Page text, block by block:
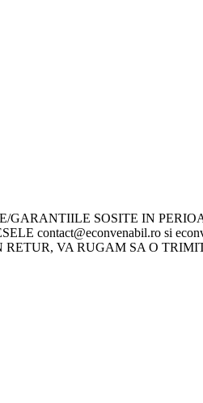
SOSITE IN
contact@econvenabil.ro si
VA RUGAM SA O